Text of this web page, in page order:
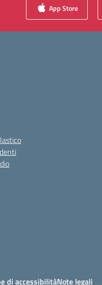
App Store
di accessibilitàNote legali